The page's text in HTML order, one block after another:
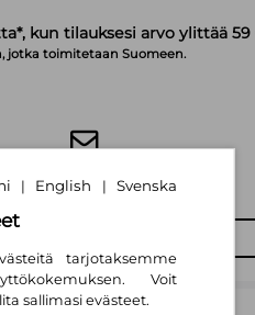
kun tilauksesi arvo ylittää 59
jotka toimitetaan Suomeen.
TILAA UUTISKIRJE
| English | Svenska
tarjotaksemme
Voit
sallimasi evästeet.